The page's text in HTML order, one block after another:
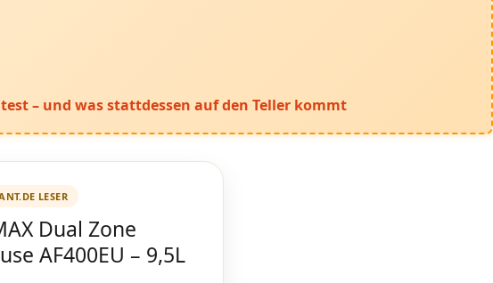
– und was stattdessen auf den Teller kommt
LESER
Dual Zone
AF400EU – 9,5L